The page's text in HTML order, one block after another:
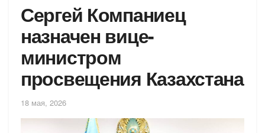
Сергей Компаниец
назначен вице-
министром
просвещения Казахстана
18 мая, 2026